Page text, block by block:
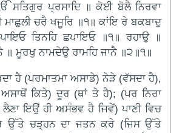
ਸਤਿਗੁਰ ਪ੍ਰਸਾਦਿ ॥ ਕੋਈ ਬੋਲੈ ਨਿਰਵਾ
ਚਰੈ ਖਜੂਰਿ ॥੧॥ ਕਾਂਇ ਰੇ ਬਕਬਾਦੁ
ਤਿਨਹਿ ਛਪਾਇਓ ॥੧॥ ਰਹਾਉ ॥
ਮੂਰਖੁ ਨਾਮਦੇਉ ਰਾਮਹਿ ਜਾਨੈ ॥੨॥੧॥
ਹੈ (ਪਰਮਾਤਮਾ ਅਸਾਡੇ) ਨੇੜੇ (ਵੱਸਦਾ ਹੈ),
ਕਿਤੇ) ਦੂਰ (ਥਾਂ ਤੇ ਹੈ); (ਪਰ ਨਿਰਾ
ਲੈਣਾ ਇਉਂ ਹੀ ਅਸੰਭਵ ਹੈ ਜਿਵੇਂ) ਪਾਣੀ ਵਿਚ
ਉੱਤੇ ਚੜ੍ਹਨ ਦਾ ਜਤਨ ਕਰੇ (ਜਿਸ ਉੱਤੇ